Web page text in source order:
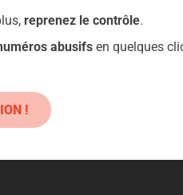
reprenez le contrôle.
abusifs en quelques
!